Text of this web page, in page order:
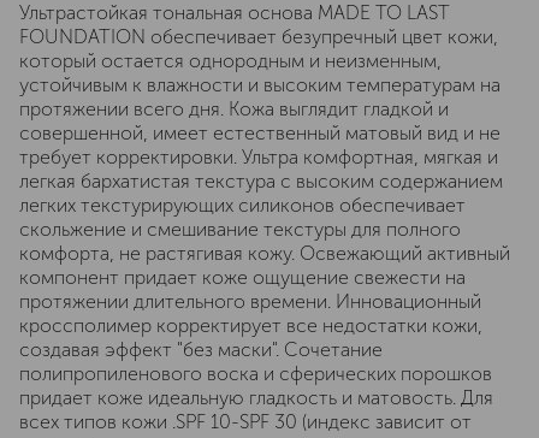
Ультрастойкая тональная основа MADE TO LAST
FOUNDATION обеспечивает безупречный цвет кожи,
который остается однородным и неизменным,
устойчивым к влажности и высоким температурам на
протяжении всего дня. Кожа выглядит гладкой и
совершенной, имеет естественный матовый вид и не
требует корректировки. Ультра комфортная, мягкая и
легкая бархатистая текстура с высоким содержанием
легких текстурирующих силиконов обеспечивает
скольжение и смешивание текстуры для полного
комфорта, не растягивая кожу. Освежающий активный
компонент придает коже ощущение свежести на
протяжении длительного времени. Инновационный
кроссполимер корректирует все недостатки кожи,
создавая эффект "без маски". Сочетание
полипропиленового воска и сферических порошков
придает коже идеальную гладкость и матовость. Для
всех типов кожи .SPF 10-SPF 30 (индекс зависит от